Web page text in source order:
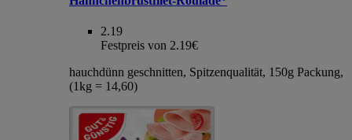
2.19
Festpreis von 2.19€
hauchdünn geschnitten, Spitzenqualität, 150g Packung,
(1kg = 14,60)